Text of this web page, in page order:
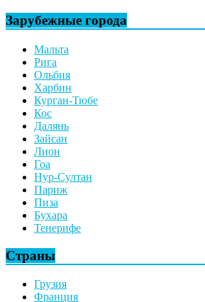
Зарубежные города
Мальта
Рига
Ольбия
Харбин
Курган-Тюбе
Кос
Далянь
Зайсан
Лион
Гоа
Нур-Султан
Париж
Пиза
Бухара
Тенерифе
Страны
Грузия
Франция